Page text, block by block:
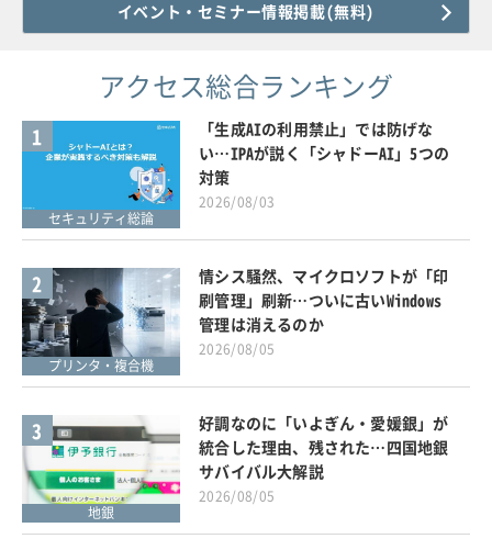
イベント・セミナー情報掲載(無料)
アクセス総合ランキング
1
セキュリティ総論
「生成AIの利用禁止」では防げな
い…IPAが説く「シャドーAI」5つの
対策
2026/08/03
2
プリンタ・複合機
情シス騒然、マイクロソフトが「印
刷管理」刷新…ついに古いWindows
管理は消えるのか
2026/08/05
3
地銀
好調なのに「いよぎん・愛媛銀」が
統合した理由、残された…四国地銀
サバイバル大解説
2026/08/05